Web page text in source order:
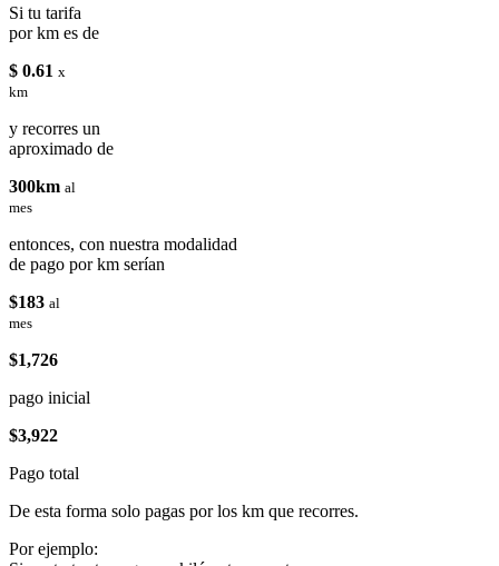
Si tu tarifa
por km es de
$ 0.61 x
km
y recorres un
aproximado de
300km al
mes
entonces, con nuestra modalidad
de pago por km serían
$183 al
mes
$1,726
pago inicial
$3,922
Pago total
De esta forma solo pagas por los km que recorres.
Por ejemplo: